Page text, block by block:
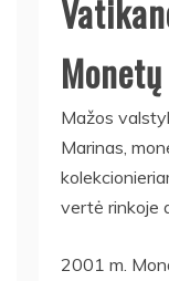
Mažos
Marinas,
vertė rinkoje
2001 m.